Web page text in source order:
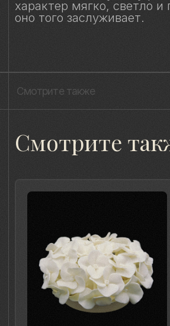
8 (981) 961-85-78
ladulja@gmail.com
для меня так и моего окружения,
чтобы мимолётное стало вечным, а